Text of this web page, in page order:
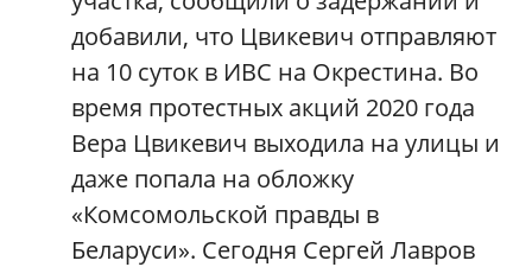
добавили, что Цвикевич отправляют
на 10 суток в ИВС на Окрестина. Во
время протестных акций 2020 года
Вера Цвикевич выходила на улицы и
даже попала на обложку
«Комсомольской правды в
Беларуси». Сегодня Сергей Лавров